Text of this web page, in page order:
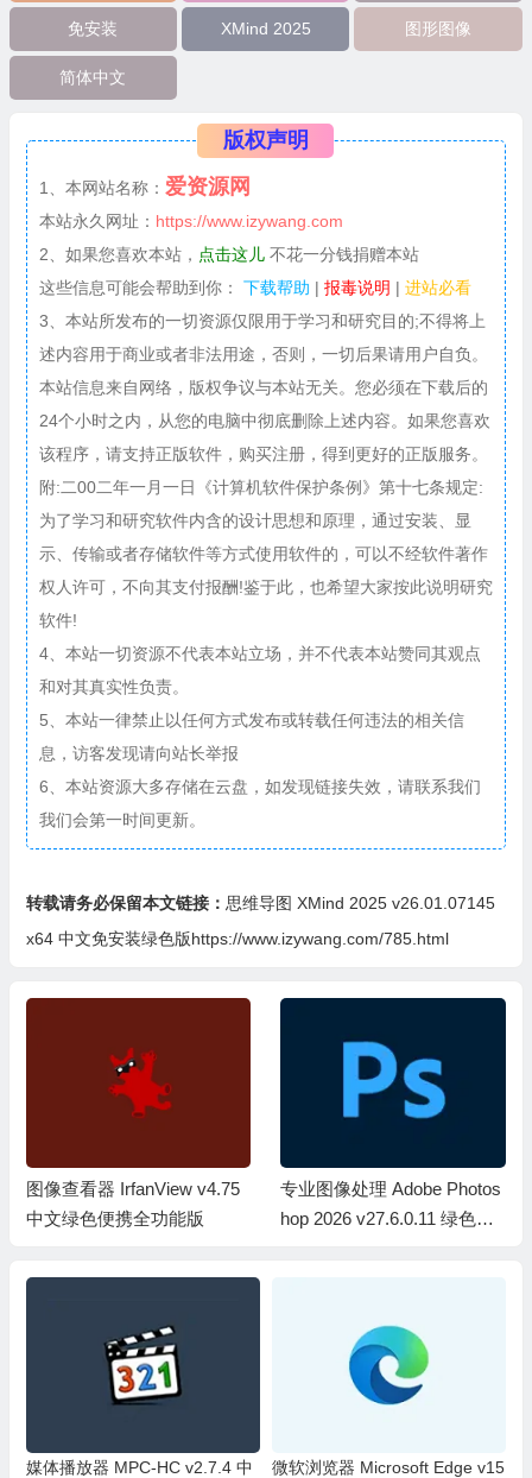
免安装 XMind 2025 图形图像
简体中文
版权声明
1、本网站名称： 爱资源网
本站永久网址： https://www.izywang.com
2、如果您喜欢本站， 点击这儿不花一分钱捐赠本站
这些信息可能会帮助到你：
下载帮助 | 报毒说明 | 进站必看
3、本站所发布的一切资源仅限用于学习和研究目的;不得将上
述内容用于商业或者非法用途，否则，一切后果请用户自负。
本站信息来自网络，版权争议与本站无关。您必须在下载后的
24个小时之内，从您的电脑中彻底删除上述内容。如果您喜欢
该程序，请支持正版软件，购买注册，得到更好的正版服务。
附:二00二年一月一日《计算机软件保护条例》第十七条规定:
为了学习和研究软件内含的设计思想和原理，通过安装、显
示、传输或者存储软件等方式使用软件的，可以不经软件著作
权人许可，不向其支付报酬!鉴于此，也希望大家按此说明研究
软件!
4、本站一切资源不代表本站立场，并不代表本站赞同其观点
和对其真实性负责。
5、本站一律禁止以任何方式发布或转载任何违法的相关信
息，访客发现请向站长举报
6、本站资源大多存储在云盘，如发现链接失效，请联系我们
我们会第一时间更新。
转载请务必保留本文链接： 思维导图 XMind 2025 v26.01.07145
x64 中文免安装绿色版https://www.izywang.com/785.html
图像查看器 IrfanView v4.75
中文绿色便携全功能版
专业图像处理 Adobe Photos
hop 2026 v27.6.0.11 绿色精
媒体播放器 MPC-HC v2.7.4 中
微软浏览器 Microsoft Edge v15